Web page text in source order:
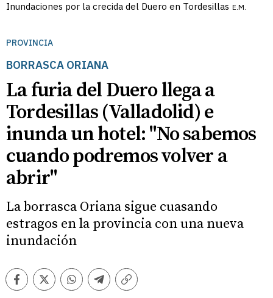
Inundaciones por la crecida del Duero en Tordesillas E.M.
PROVINCIA
BORRASCA ORIANA
La furia del Duero llega a
Tordesillas (Valladolid) e
inunda un hotel: "No sabemos
cuando podremos volver a
abrir"
La borrasca Oriana sigue cuasando
estragos en la provincia con una nueva
inundación
FacebookTwitterWhatsappTelegramCopiar